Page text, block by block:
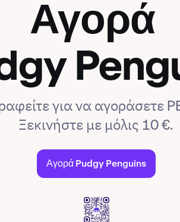
Αγορά
για να αγοράσετε
Ξεκινήστε με μόλις 10 €.
Αγορά Pudgy Penguins